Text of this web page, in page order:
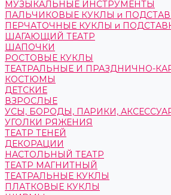
МУЗЫКАЛЬНЫЕ ИНСТРУМЕНТЫ
ПАЛЬЧИКОВЫЕ КУКЛЫ и
ПЕРЧАТОЧНЫЕ КУКЛЫ и
ШАГАЮЩИЙ ТЕАТР
ШАПОЧКИ
РОСТОВЫЕ КУКЛЫ
ТЕАТРАЛЬНЫЕ И ПРАЗДНИЧНО-
КОСТЮМЫ
ДЕТСКИЕ
ВЗРОСЛЫЕ
УСЫ, БОРОДЫ, ПАРИКИ,
УГОЛКИ РЯЖЕНИЯ
ТЕАТР ТЕНЕЙ
ДЕКОРАЦИИ
НАСТОЛЬНЫЙ ТЕАТР
ТЕАТР МАГНИТНЫЙ
ТЕАТРАЛЬНЫЕ КУКЛЫ
ПЛАТКОВЫЕ КУКЛЫ